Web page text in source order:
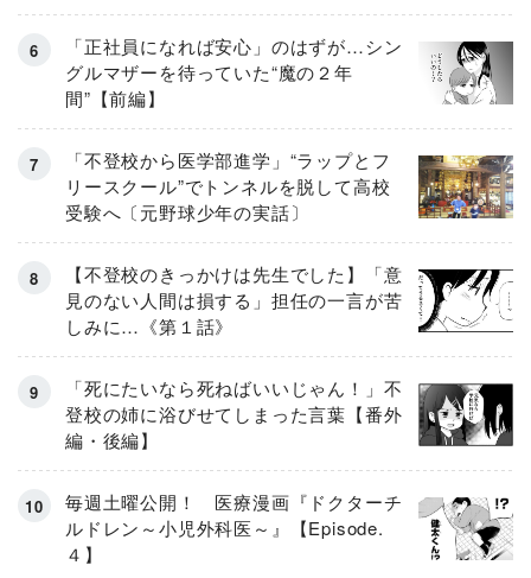
「正社員になれば安心」のはずが…シン
グルマザーを待っていた“魔の２年
間”【前編】
「不登校から医学部進学」“ラップとフ
リースクール”でトンネルを脱して高校
受験へ〔元野球少年の実話〕
【不登校のきっかけは先生でした】「意
見のない人間は損する」担任の一言が苦
しみに…《第１話》
「死にたいなら死ねばいいじゃん！」不
登校の姉に浴びせてしまった言葉【番外
編・後編】
毎週土曜公開！ 医療漫画『ドクターチ
ルドレン～小児外科医～』【Episode.
４】